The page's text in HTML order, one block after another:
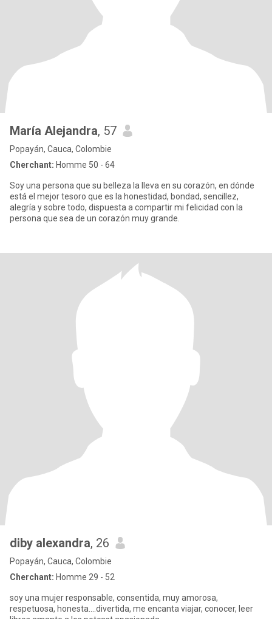
María Alejandra, 57
Popayán, Cauca, Colombie
Cherchant: Homme 50 - 64
Soy una persona que su belleza la lleva en su corazón, en dónde
está el mejor tesoro que es la honestidad, bondad, sencillez,
alegría y sobre todo, dispuesta a compartir mi felicidad con la
persona que sea de un corazón muy grande.
diby alexandra, 26
Popayán, Cauca, Colombie
Cherchant: Homme 29 - 52
soy una mujer responsable, consentida, muy amorosa,
respetuosa, honesta....divertida, me encanta viajar, conocer, leer